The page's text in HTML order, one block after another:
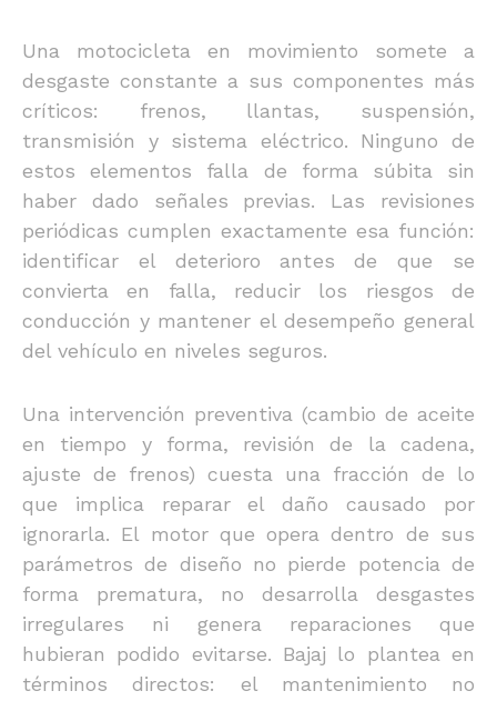
Una motocicleta en movimiento somete a
desgaste constante a sus componentes más
críticos: frenos, llantas, suspensión,
transmisión y sistema eléctrico. Ninguno de
estos elementos falla de forma súbita sin
haber dado señales previas. Las revisiones
periódicas cumplen exactamente esa función:
identificar el deterioro antes de que se
convierta en falla, reducir los riesgos de
conducción y mantener el desempeño general
del vehículo en niveles seguros.
Una intervención preventiva (cambio de aceite
en tiempo y forma, revisión de la cadena,
ajuste de frenos) cuesta una fracción de lo
que implica reparar el daño causado por
ignorarla. El motor que opera dentro de sus
parámetros de diseño no pierde potencia de
forma prematura, no desarrolla desgastes
irregulares ni genera reparaciones que
hubieran podido evitarse. Bajaj lo plantea en
términos directos: el mantenimiento no